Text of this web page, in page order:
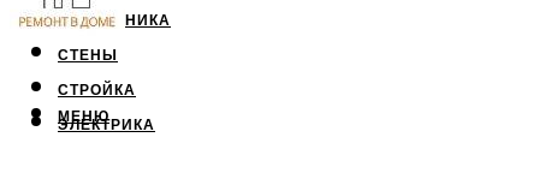
САНТЕХНИКА
СТЕНЫ
СТРОЙКА
ЭЛЕКТРИКА
МЕНЮ